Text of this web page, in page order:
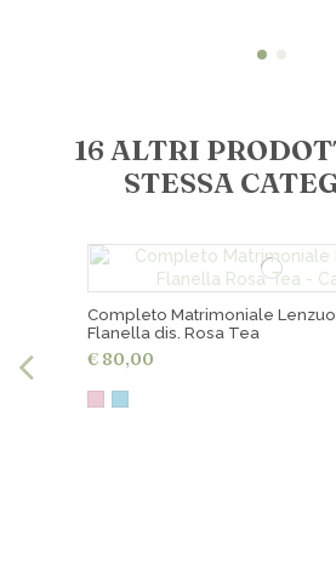
16 ALTRI
STESSA
Completo Matrimoniale
Flanella dis. Rosa Tea
€ 80,00